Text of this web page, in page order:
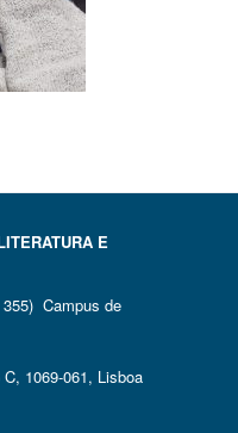
E
355) Campus de
1069-061, Lisboa